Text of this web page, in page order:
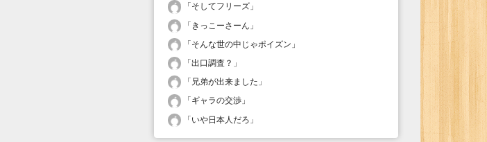
「そしてフリーズ 」
「 きっこーさーん 」
「そんな世の中じゃポイズン 」
「出口調査？ 」
「 兄弟が出来ました 」
「ギャラの交渉 」
「いや日本人だろ 」